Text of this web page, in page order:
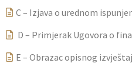
C – Izjava o urednom
D – Primjerak Ugovora o
E – Obrazac opisnog